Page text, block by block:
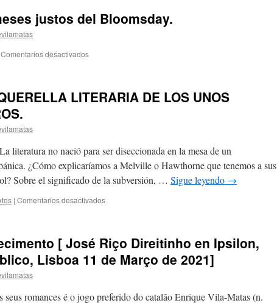
justos del Bloomsday.
Comentarios desactivados
LITERARIA DE LOS UNOS
no nació para ser diseccionada en la mesa de un
¿Cómo explicaríamos a Melville o Hawthorne que tenemos a sus
Sobre el significado de la subversión, … Sigue leyendo →
| Comentarios desactivados
[ José Riço Direitinho en Ipsilon,
Lisboa 11 de Março de 2021]
seus romances é o jogo preferido do catalão Enrique Vila-Matas (n.